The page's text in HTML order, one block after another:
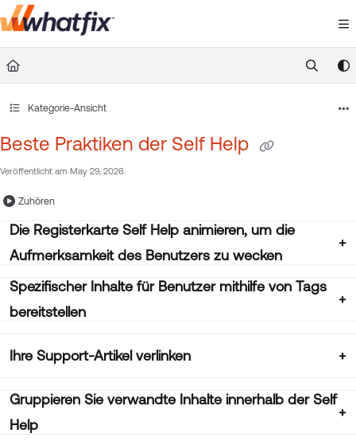
Documentation Index
Fetch the complete documentation index at:
https://
Kategorie-Ansicht
Beste Praktiken der Self Help
Veröffentlicht am May 29, 2026
Zuhören
Die Registerkarte Self Help animieren, um die
Aufmerksamkeit des Benutzers zu wecken
Spezifischer Inhalte für Benutzer mithilfe von Tags
bereitstellen
Ihre Support-Artikel verlinken
Gruppieren Sie verwandte Inhalte innerhalb der Self
Help